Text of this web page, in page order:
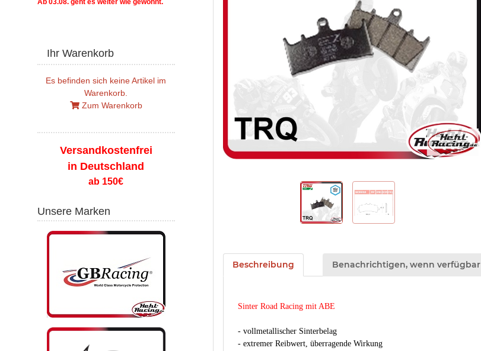
Beschreibung Benachrichtigen, wenn verfügbar
Sinter Road Racing mit ABE
- vollmetallischer Sinterbelag
- extremer Reibwert, überragende Wirkung
Ab 03.08. geht es weiter wie gewohnt.
Ihr Warenkorb
Es befinden sich keine Artikel im
Warenkorb.
Zum Warenkorb
Versandkostenfrei
in Deutschland
ab 150€
Unsere Marken